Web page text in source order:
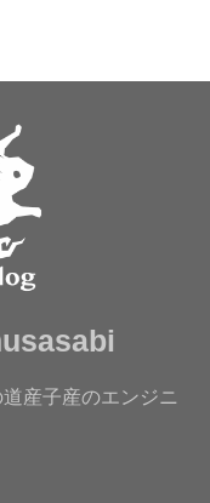
産子産のエンジニ